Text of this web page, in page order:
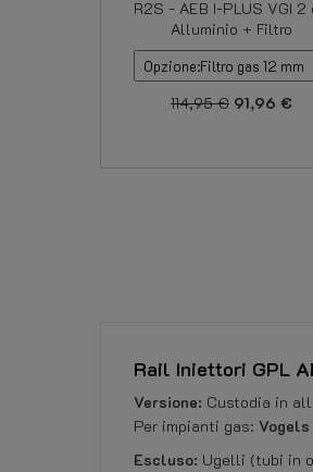
R2S - AEB I-PLUS VGI 2
Alluminio + Filtro
114,95 € 91,96 €
Rail Iniettori GPL
Versione: Custodia in
Per impianti gas: Vogels
Escluso: Ugelli (tubi in